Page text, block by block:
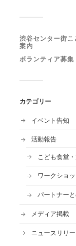
渋谷センター街
案内
ボランティア募集
カテゴリー
イベント告知
活動報告
こども食堂
ワークショ
パートナー
メディア掲載
ニュースリリ